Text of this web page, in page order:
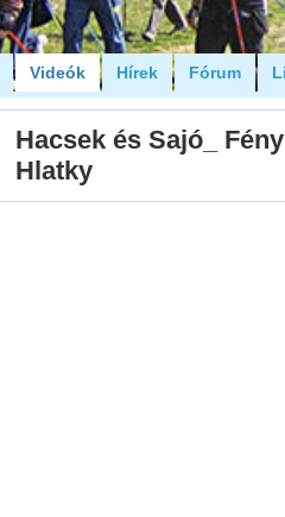
Videók Hírek Fórum
Hacsek és Sajó_
Hlatky